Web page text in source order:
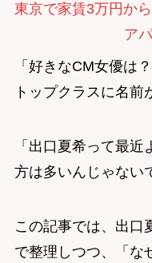
東京で家賃3万円か
ア
「好きなCM女優は
トップクラスに名前
「出口夏希って最
方は多いんじゃない
この記事では、出口
で整理しつつ、「な